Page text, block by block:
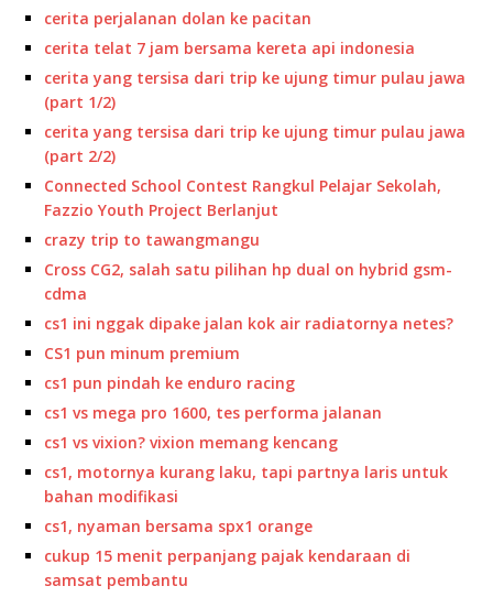
cerita perjalanan dolan ke pacitan
cerita telat 7 jam bersama kereta api indonesia
cerita yang tersisa dari trip ke ujung timur pulau jawa
(part 1/2)
cerita yang tersisa dari trip ke ujung timur pulau jawa
(part 2/2)
Connected School Contest Rangkul Pelajar Sekolah,
Fazzio Youth Project Berlanjut
crazy trip to tawangmangu
Cross CG2, salah satu pilihan hp dual on hybrid gsm-
cdma
cs1 ini nggak dipake jalan kok air radiatornya netes?
CS1 pun minum premium
cs1 pun pindah ke enduro racing
cs1 vs mega pro 1600, tes performa jalanan
cs1 vs vixion? vixion memang kencang
cs1, motornya kurang laku, tapi partnya laris untuk
bahan modifikasi
cs1, nyaman bersama spx1 orange
cukup 15 menit perpanjang pajak kendaraan di
samsat pembantu